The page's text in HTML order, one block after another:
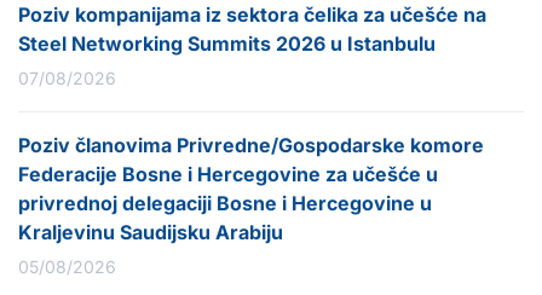
Poziv kompanijama iz sektora čelika za učešće na
Steel Networking Summits 2026 u Istanbulu
07/08/2026
Poziv članovima Privredne/Gospodarske komore
Federacije Bosne i Hercegovine za učešće u
privrednoj delegaciji Bosne i Hercegovine u
Kraljevinu Saudijsku Arabiju
05/08/2026